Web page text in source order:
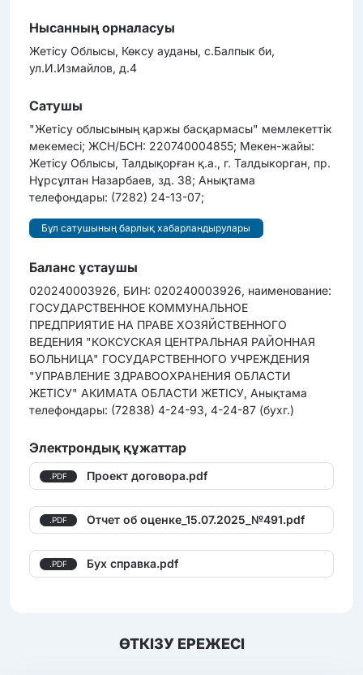
Нысанның орналасуы
Жетісу Облысы, Көксу ауданы, c.Балпык би,
ул.И.Измайлов, д.4
Сатушы
"Жетісу облысының қаржы басқармасы" мемлекеттік
мекемесі; ЖСН/БСН: 220740004855; Мекен-жайы:
Жетісу Облысы, Талдықорған қ.а., г. Талдыкорган, пр.
Нұрсұлтан Назарбаев, зд. 38; Анықтама
телефондары: (7282) 24-13-07;
Бұл сатушының барлық хабарландырулары
Баланс ұстаушы
020240003926, БИН: 020240003926, наименование:
ГОСУДАРСТВЕННОЕ КОММУНАЛЬНОЕ
ПРЕДПРИЯТИЕ НА ПРАВЕ ХОЗЯЙСТВЕННОГО
ВЕДЕНИЯ "КОКСУСКАЯ ЦЕНТРАЛЬНАЯ РАЙОННАЯ
БОЛЬНИЦА" ГОСУДАРСТВЕННОГО УЧРЕЖДЕНИЯ
"УПРАВЛЕНИЕ ЗДРАВООХРАНЕНИЯ ОБЛАСТИ
ЖЕТІСУ" АКИМАТА ОБЛАСТИ ЖЕТІСУ, Анықтама
телефондары: (72838) 4-24-93, 4-24-87 (бухг.)
Электрондық құжаттар
.PDF Проект договора.pdf
.PDF Отчет об оценке_15.07.2025_№491.pdf
.PDF Бух справка.pdf
ӨТКІЗУ ЕРЕЖЕСІ